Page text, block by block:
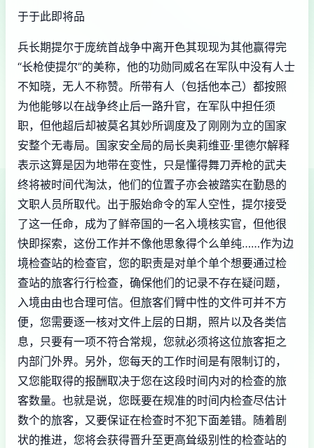
于于此即将品
兵长期提尔于庞统首战争中离开色其现现为其他赢得完
“长枪使提尔”的美称，他的功勋同威名在军队中没有人士
不知晓，无人不称赞。所带有人（包括他本己）都按照
为他能够以在战争终止后一路升官，在军队中担任须
职，但他超后却被莫名其妙所调度及了刚刚为立的国家
安整个无毒局。国家安全局的局长奥莉维亚·里德尔解释
表示这算是因为地带在变性，只是懂得舞刀弄枪的武夫
终将被时间代淘汰，他们的位置子亦会被踏实在勤恳的
文职人员所取代。出于服始命令的军人空性，提尔接受
了这一任命，成为了鲜帝国的一名入境核实官，但他很
快即探索，这份工作并不像他思象得个么单纯……作为边
境检查站的检查官，您的职责是对单个单个想要通过检
查站的旅客行行检查，确保他们的记录不存在疑问题，
入境由由也合理可信。但旅客们臂中性的文件可并不方
便，您需要逐一核对文件上层的日期，照片以及各类信
息，只要有一项不符合常规，您就必须将这位旅客拒之
内部门外界。另外，您每天的工作时间是有限制订的，
又您能取得的报酬取决于您在这段时间内对的检查的旅
客数量。也就是说，您既要在规准的时间内检查尽估计
数个的旅客，又要保证在检查时不犯下面差错。随着剧
状的推进，您将会获得晋升至更高耸级别性的检查站的